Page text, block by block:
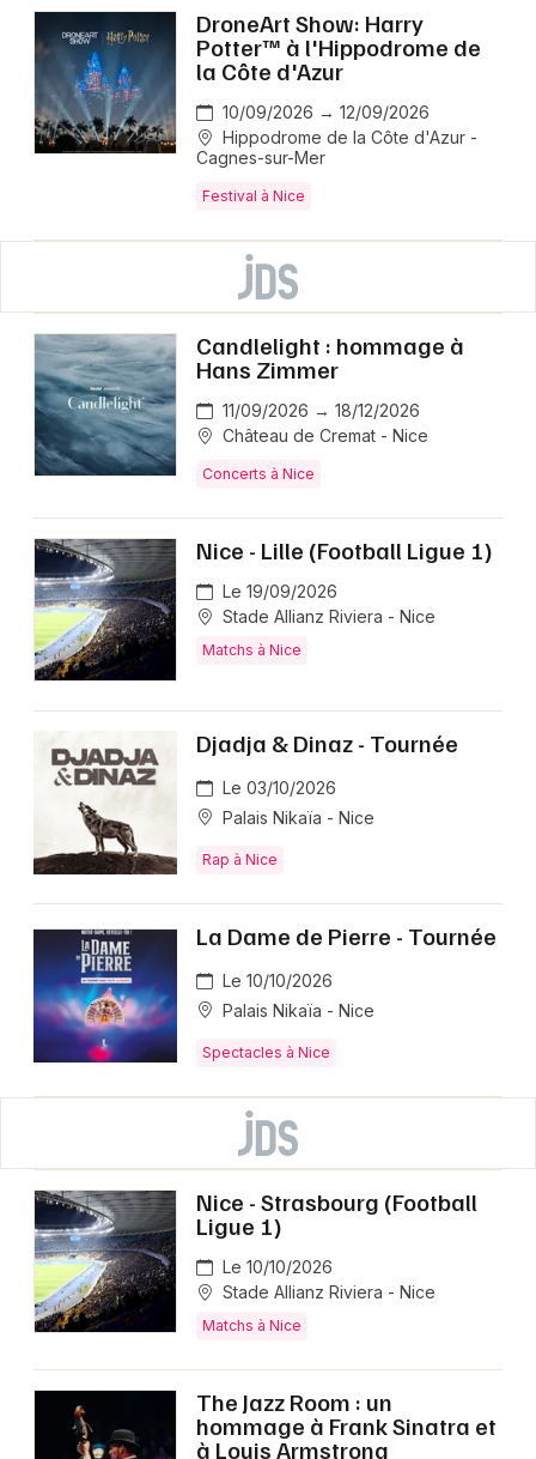
DroneArt Show: Harry
Potter™ à l'Hippodrome de
la Côte d'Azur
10/09/2026 → 12/09/2026
Hippodrome de la Côte d'Azur -
Cagnes-sur-Mer
Festival à Nice
Candlelight : hommage à
Hans Zimmer
11/09/2026 → 18/12/2026
Château de Cremat - Nice
Concerts à Nice
Nice - Lille (Football Ligue 1)
Le 19/09/2026
Stade Allianz Riviera - Nice
Matchs à Nice
Djadja & Dinaz - Tournée
Le 03/10/2026
Palais Nikaïa - Nice
Rap à Nice
La Dame de Pierre - Tournée
Le 10/10/2026
Palais Nikaïa - Nice
Spectacles à Nice
Nice - Strasbourg (Football
Ligue 1)
Le 10/10/2026
Stade Allianz Riviera - Nice
Matchs à Nice
The Jazz Room : un
hommage à Frank Sinatra et
à Louis Armstrong